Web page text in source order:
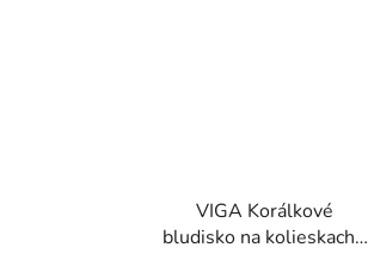
VIGA Korálkové
bludisko na kolieskach -